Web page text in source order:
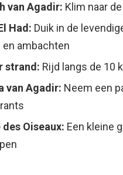
van Agadir: Klim naar
Had: Duik in de
en ambachten
strand: Rijd langs de 10
van Agadir: Neem een
Oiseaux: Een kleine